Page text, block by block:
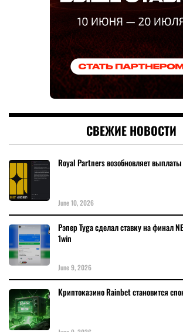
СВЕЖИЕ НОВОСТИ
Royal Partners возобновляет
June 10, 2026
Рэпер Tyga сделал ставку на финал
1win
June 9, 2026
Криптоказино Rainbet становится